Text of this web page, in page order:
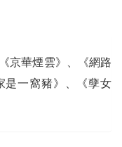
京華煙雲》、《網路
是一窩豬》、《孽女